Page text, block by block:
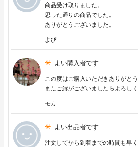
商品受け取りました。
思った通りの商品でした。
ありがとうございました。
よぴ
よい購入者です
この度はご購入いただきありがと
またご縁がございましたらよろし
モカ
よい出品者です
注文してから到着までの時間も早